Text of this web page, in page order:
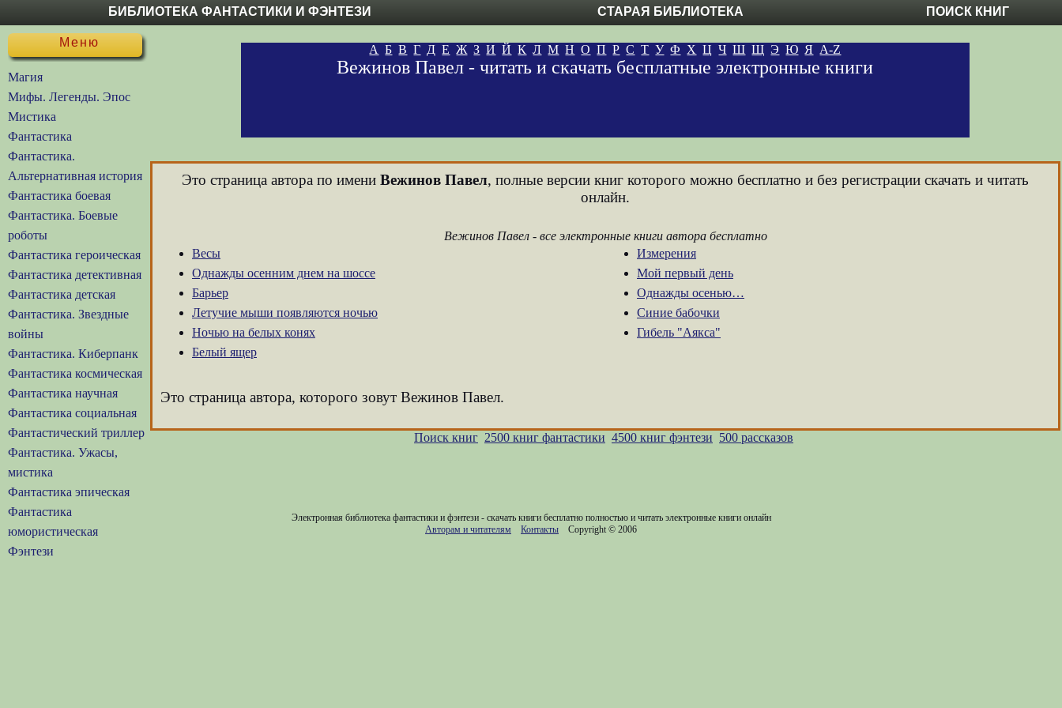
БИБЛИОТЕКА ФАНТАСТИКИ И ФЭНТЕЗИ СТАРАЯ БИБЛИОТЕКА ПОИСК КНИГ
Меню
Магия
Мифы. Легенды. Эпос
Мистика
Фантастика
Фантастика.
Альтернативная история
Фантастика боевая
Фантастика. Боевые
роботы
Фантастика героическая
Фантастика детективная
Фантастика детская
Фантастика. Звездные
войны
Фантастика. Киберпанк
Фантастика космическая
Фантастика научная
Фантастика социальная
Фантастический триллер
Фантастика. Ужасы,
мистика
Фантастика эпическая
Фантастика
юмористическая
Фэнтези
А Б В Г Д Е Ж З И Й К Л М Н О П Р С Т У Ф Х Ц Ч Ш Щ Э Ю Я A-Z
Вежинов Павел - читать и скачать бесплатные электронные книги
Это страница автора по имени Вежинов Павел, полные версии книг которого можно бесплатно и без регистрации скачать и читать
онлайн.
Вежинов Павел - все электронные книги автора бесплатно
Весы
Однажды осенним днем на шоссе
Барьер
Летучие мыши появляются ночью
Ночью на белых конях
Белый ящер
Измерения
Мой первый день
Однажды осенью…
Синие бабочки
Гибель "Аякса"
Это страница автора, которого зовут Вежинов Павел.
Поиск книг 2500 книг фантастики 4500 книг фэнтези 500 рассказов
Электронная библиотека фантастики и фэнтези - скачать книги бесплатно полностью и читать электронные книги онлайн
Авторам и читателям
Контакты Copyright © 2006